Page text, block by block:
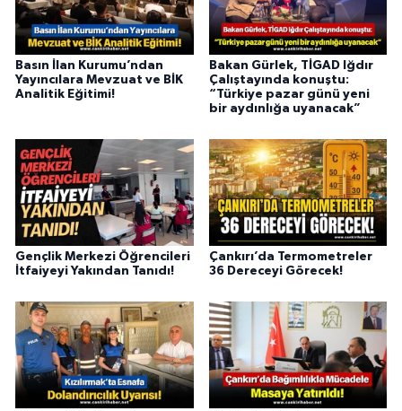
Basın İlan Kurumu’ndan
Yayıncılara Mevzuat ve BİK
Analitik Eğitimi!
Bakan Gürlek, TİGAD Iğdır
Çalıştayında konuştu:
“Türkiye pazar günü yeni
bir aydınlığa uyanacak”
Gençlik Merkezi Öğrencileri
İtfaiyeyi Yakından Tanıdı!
Çankırı’da Termometreler
36 Dereceyi Görecek!